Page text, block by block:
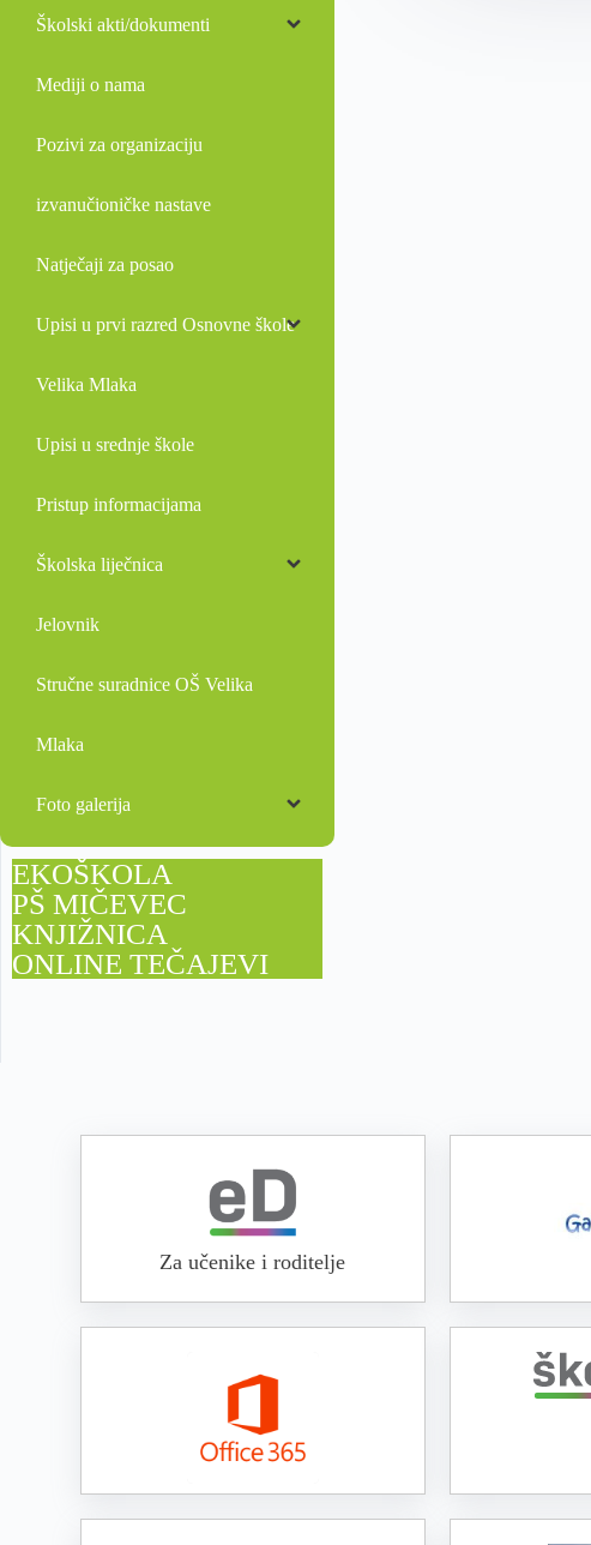
Školski akti/dokumenti
Mediji o nama
Pozivi za organizaciju
izvanučioničke nastave
Natječaji za posao
Upisi u prvi razred Osnovne škole
Velika Mlaka
Upisi u srednje škole
Pristup informacijama
Školska liječnica
Jelovnik
Stručne suradnice OŠ Velika
Mlaka
Foto galerija
EKOŠKOLA
PŠ MIČEVEC
KNJIŽNICA
ONLINE TEČAJEVI
Za učenike i roditelje